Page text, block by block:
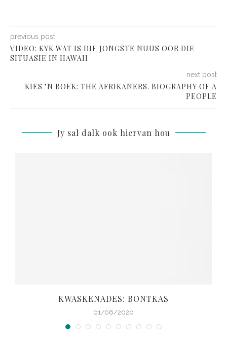
previous post
VIDEO: KYK WAT IS DIE JONGSTE NUUS OOR DIE
SITUASIE IN HAWAII
next post
KIES ’N BOEK: THE AFRIKANERS. BIOGRAPHY OF A
PEOPLE
Jy sal dalk ook hiervan hou
KWASKENADES: BONTKAS
01/06/2020